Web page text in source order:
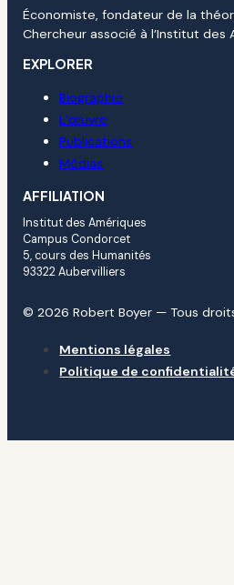
Économiste, fondateur de la
Chercheur associé à l’Institut des
EXPLORER
Biographie
L’œuvre
Publications
Médias
AFFILIATION
Institut des Amériques
Campus Condorcet
5, cours des Humanités
93322 Aubervilliers
© 2026 Robert Boyer — Tous
Mentions légales
Politique de